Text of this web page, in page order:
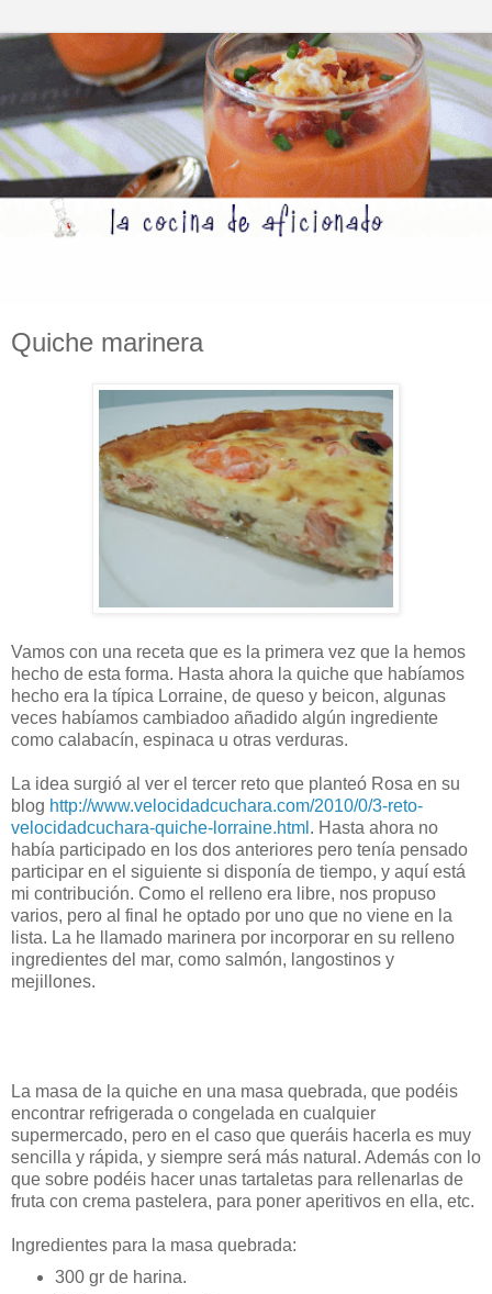
Quiche marinera
Vamos con una receta que es la primera vez que la hemos
hecho de esta forma. Hasta ahora la quiche que habíamos
hecho era la típica Lorraine, de queso y beicon, algunas
veces habíamos cambiadoo añadido algún ingrediente
como calabacín, espinaca u otras verduras.
La idea surgió al ver el tercer reto que planteó Rosa en su
blog http://www.velocidadcuchara.com/2010/0/3-reto-
velocidadcuchara-quiche-lorraine.html . Hasta ahora no
había participado en los dos anteriores pero tenía pensado
participar en el siguiente si disponía de tiempo, y aquí está
mi contribución. Como el relleno era libre, nos propuso
varios, pero al final he optado por uno que no viene en la
lista. La he llamado marinera por incorporar en su relleno
ingredientes del mar, como salmón, langostinos y
mejillones.
La masa de la quiche en una masa quebrada, que podéis
encontrar refrigerada o congelada en cualquier
supermercado, pero en el caso que queráis hacerla es muy
sencilla y rápida, y siempre será más natural. Además con lo
que sobre podéis hacer unas tartaletas para rellenarlas de
fruta con crema pastelera, para poner aperitivos en ella, etc.
Ingredientes para la masa quebrada:
300 gr de harina.